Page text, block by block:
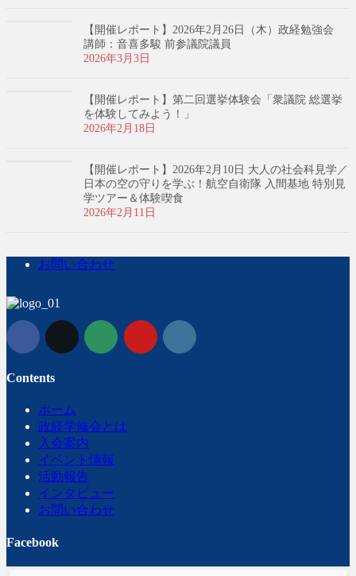
【開催レポート】2026年2月26日（木）政経勉強会
講師：音喜多駿 前参議院議員
2026年3月3日
【開催レポート】第二回選挙体験会「衆議院 総選挙
を体験してみよう！」
2026年2月18日
【開催レポート】2026年2月10日 大人の社会科見学／
日本の空の守りを学ぶ！航空自衛隊 入間基地 特別見
学ツアー＆体験喫食
2026年2月11日
お問い合わせ
Contents
ホーム
政経学修会とは
入会案内
イベント情報
活動報告
インタビュー
お問い合わせ
Facebook